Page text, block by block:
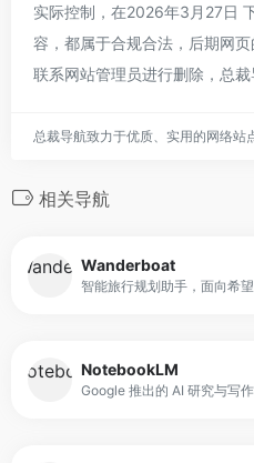
实际控制，在2026年3月27日
容，都属于合规合法，后期网
联系网站管理员进行删除，总裁
总裁导航致力于优质、实用的网络站
相关导航
Wanderboat
NotebookLM